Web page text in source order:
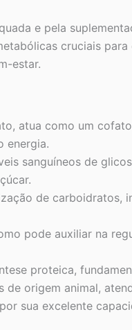
e pela
cruciais
estar.
atua como um
energia.
sanguíneos de
de carboidratos,
pode auxiliar na
proteica,
de origem animal,
sua excelente